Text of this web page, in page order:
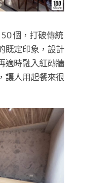
個，打破傳統
既定印象，設計
適時融入紅磚牆
讓人用起餐來很